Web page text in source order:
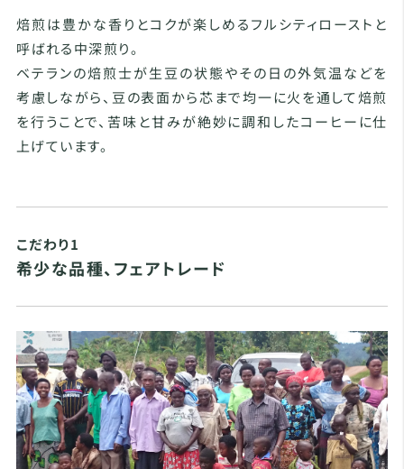
焙煎は豊かな香りとコクが楽しめるフルシティローストと
呼ばれる中深煎り。
ベテランの焙煎士が生豆の状態やその日の外気温などを
考慮しながら、豆の表面から芯まで均一に火を通して焙煎
を行うことで、苦味と甘みが絶妙に調和したコーヒーに仕
上げています。
こだわり1
希少な品種、フェアトレード